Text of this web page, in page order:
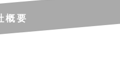
概要